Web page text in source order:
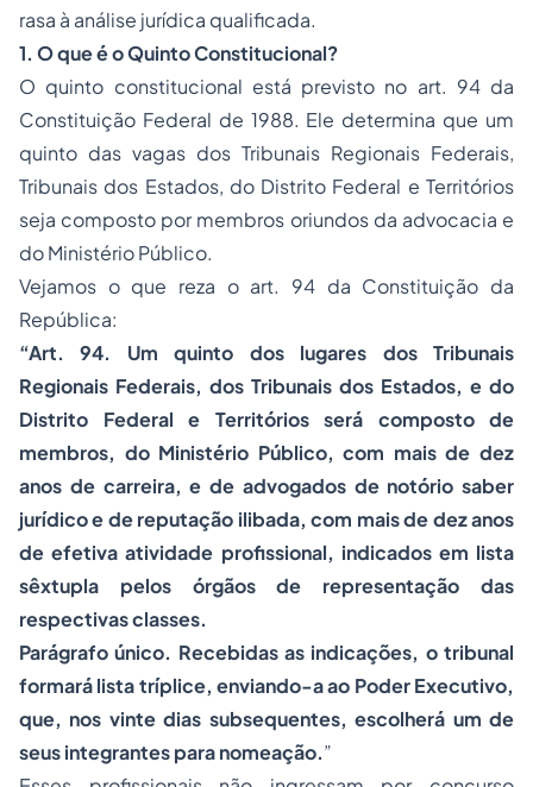
rasa à análise jurídica qualificada.
1. O que é o Quinto Constitucional?
O quinto constitucional está previsto no art. 94 da
Constituição Federal de 1988. Ele determina que um
quinto das vagas dos Tribunais Regionais Federais,
Tribunais dos Estados, do Distrito Federal e Territórios
seja composto por membros oriundos da advocacia e
do Ministério Público.
Vejamos o que reza o art. 94 da Constituição da
República:
“Art. 94. Um quinto dos lugares dos Tribunais
Regionais Federais, dos Tribunais dos Estados, e do
Distrito Federal e Territórios será composto de
membros, do Ministério Público, com mais de dez
anos de carreira, e de advogados de notório saber
jurídico e de reputação ilibada, com mais de dez anos
de efetiva atividade profissional, indicados em lista
sêxtupla pelos órgãos de representação das
respectivas classes.
Parágrafo único. Recebidas as indicações, o tribunal
formará lista tríplice, enviando-a ao Poder Executivo,
que, nos vinte dias subsequentes, escolherá um de
seus integrantes para nomeação.”